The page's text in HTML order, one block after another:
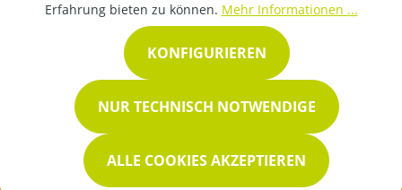
Erfahrung bieten zu können. Mehr Informationen ...
NUR TECHNISCH NOTWENDIGE
KONFIGURIEREN
ALLE COOKIES AKZEPTIEREN